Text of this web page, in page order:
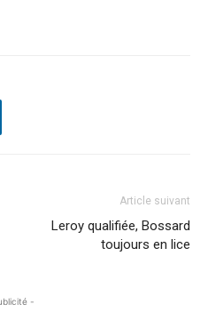
Article suivant
Leroy qualifiée, Bossard
toujours en lice
-